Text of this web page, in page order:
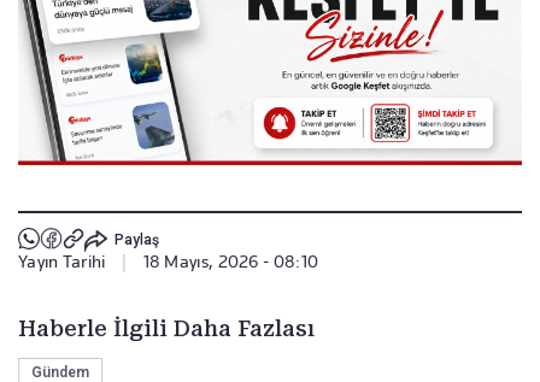
Paylaş
Yayın Tarihi 18 Mayıs, 2026 - 08:10
Haberle İlgili Daha Fazlası
Gündem